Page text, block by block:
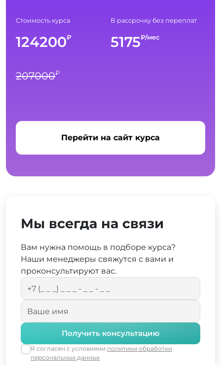
Стоимость курса
124200₽
207000₽
В рассрочку без переплат
5175₽/мес
Перейти на сайт курса
Мы всегда на связи
Вам нужна помощь в подборе курса?
Наши менеджеры свяжутся с вами и
проконсультируют вас.
Получить консультацию
Я согласен с условиями политики обработки
персональных данных